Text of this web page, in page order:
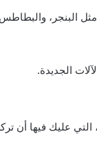
البنجر،
الجديدة.
عليك فيها أن